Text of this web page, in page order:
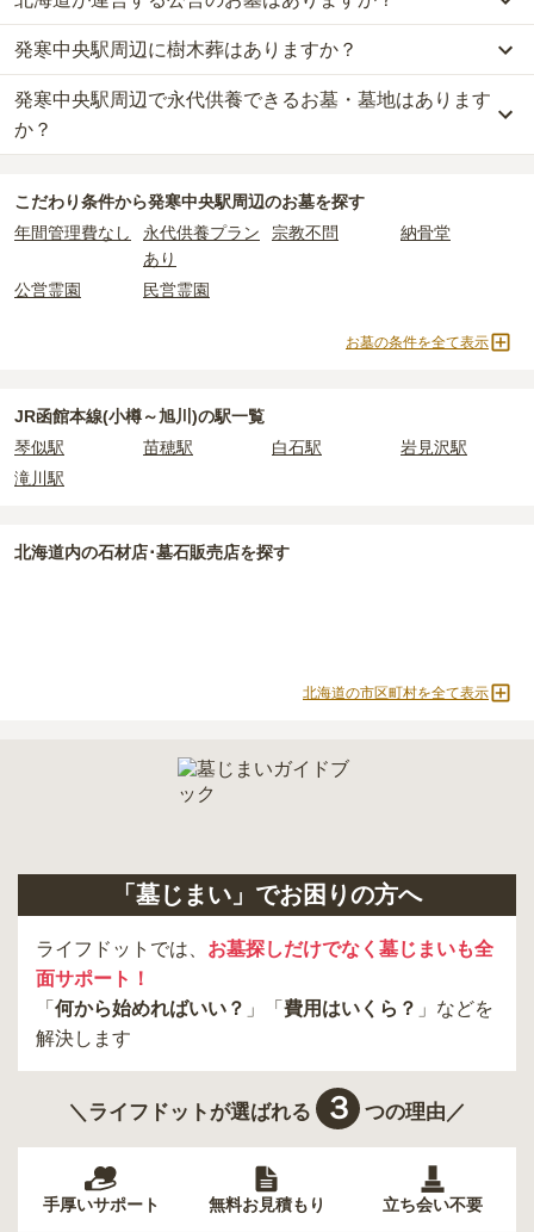
発寒中央駅周辺には、北海道が運営する公営の霊園が
す。
札幌市営 発寒墓地 がそれにあたります。
公営霊園は民営の霊園と異なり、契約にあたって応募資格が設けら
主な条件として、遺骨がすでにある、該当の市区町村に一定年数以
上住んでいるなどが挙げられます。
条件を満たさない場合は、申し込み自体ができないことも多いた
め、事前の確認が重要です。
発寒中央駅周辺に樹木葬はありますか？
発寒中央駅周辺には、樹木葬の掲載がありません。
自然葬をお考えの場合は、海洋散骨もご検討ください。
発寒中央駅周辺で永代供養できるお墓・墓地はあります
か？
詳しくは、発寒中央駅周辺の永代供養の一覧をご覧ください。
こだわり条件から発寒中央駅周辺のお墓を探す
年間管理費なし
永代供養プラン
あり
宗教不問 納骨堂
公営霊園 民営霊園
お墓の条件を全て表示
JR函館本線(小樽～旭川)の駅一覧
琴似駅
苗穂駅 白石駅
岩見沢駅
滝川駅
北海道内の石材店･墓石販売店を探す
北海道の市区町村を全て表示
「墓じまい」でお困りの方へ
ライフドットでは、 お墓探しだけでなく墓じまいも全
面サポート！
「 何から始めればいい？ 」「 費用はいくら？ 」などを
解決します
＼ライフドットが選ばれる ３ つの理由／
手厚いサポート 無料お見積もり 立ち会い不要